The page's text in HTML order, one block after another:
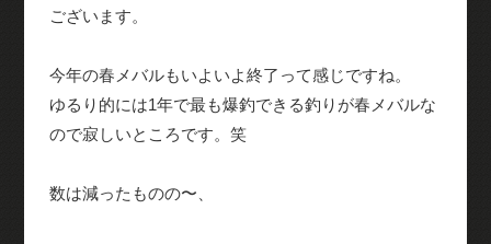
ございます。
今年の春メバルもいよいよ終了って感じですね。
ゆるり的には1年で最も爆釣できる釣りが春メバルな
ので寂しいところです。笑
数は減ったものの〜、